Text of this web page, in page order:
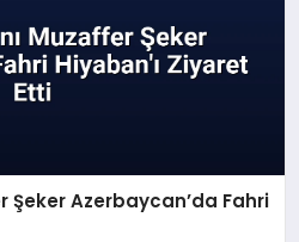
Şeker Azerbaycan’da Fahri